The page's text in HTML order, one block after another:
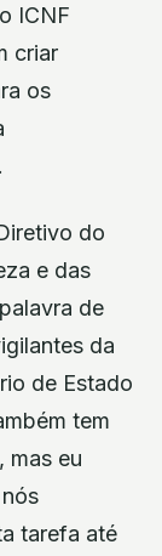
ICNF
criar
os
do
e das
de
da
de Estado
tem
mas eu
tarefa até